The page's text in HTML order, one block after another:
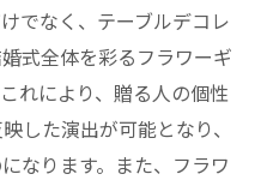
でなく、テーブルデコレ
式全体を彩るフラワーギ
れにより、贈る人の個性
した演出が可能となり、
なります。また、フラワ